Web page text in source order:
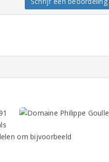
om bijvoorbeeld